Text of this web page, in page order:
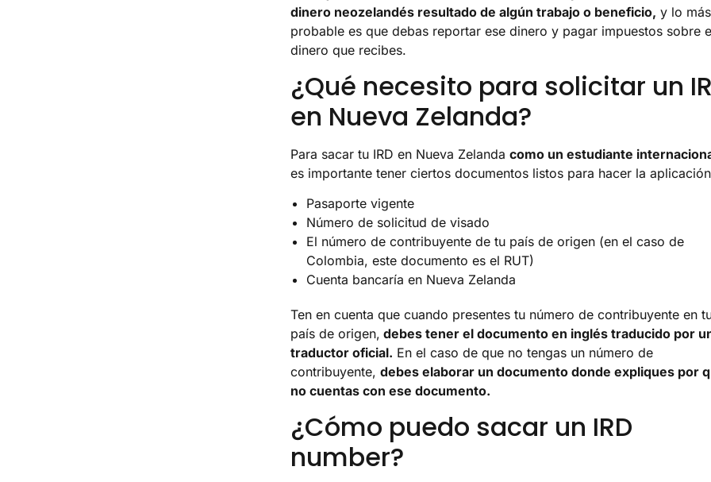
dinero neozelandés resultado de algún trabajo o beneficio, y lo más
probable es que debas reportar ese dinero y pagar impuestos sobre
dinero que recibes.
¿Qué necesito para solicitar un
en Nueva Zelanda?
Para sacar tu IRD en Nueva Zelanda como un estudiante
es importante tener ciertos documentos listos para hacer la
Pasaporte vigente
Número de solicitud de visado
El número de contribuyente de tu país de origen (en el caso de
Colombia, este documento es el RUT)
Cuenta bancaría en Nueva Zelanda
Ten en cuenta que cuando presentes tu número de contribuyente en
país de origen, debes tener el documento en inglés traducido por
traductor oficial. En el caso de que no tengas un número de
contribuyente, debes elaborar un documento donde expliques por
no cuentas con ese documento.
¿Cómo puedo sacar un IRD
number?